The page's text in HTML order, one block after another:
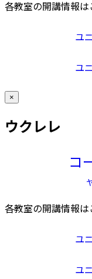
各教室の開講情報は
ユ
ユ
×
ウクレレ
コ
各教室の開講情報は
ユ
ユ